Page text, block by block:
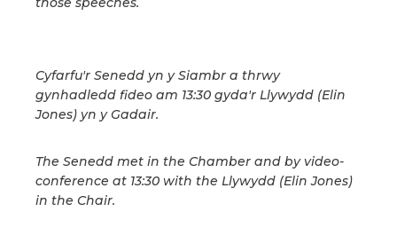
Cyfarfu'r Senedd yn y Siambr a thrwy
gynhadledd fideo am 13:30 gyda'r Llywydd (Elin
Jones) yn y Gadair.
The Senedd met in the Chamber and by video-
conference at 13:30 with the Llywydd (Elin Jones)
in the Chair.